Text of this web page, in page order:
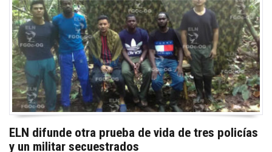
ELN difunde otra prueba de vida de tres policías
y un militar secuestrados